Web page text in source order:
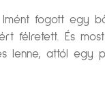
fogott egy
félretett. És
lenne, attól